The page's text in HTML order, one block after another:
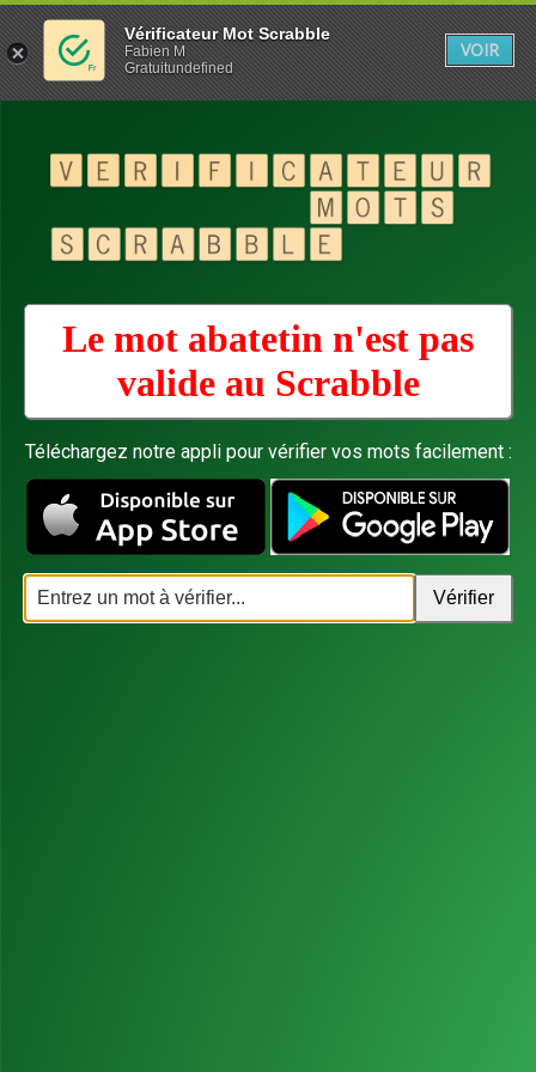
Le mot abatetin n'est pas
valide au Scrabble
Téléchargez notre appli pour vérifier vos mots facilement :
Vérificateur Mot Scrabble
Fabien M
Gratuitundefined
VOIR